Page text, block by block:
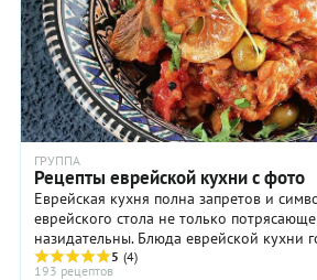
ГРУППА
Рецепты еврейской кухни с фото
Еврейская кухня полна запретов и
еврейского стола не только
назидательны. Блюда еврейской кухни готовят по законам
5 (4)
193 рецептов